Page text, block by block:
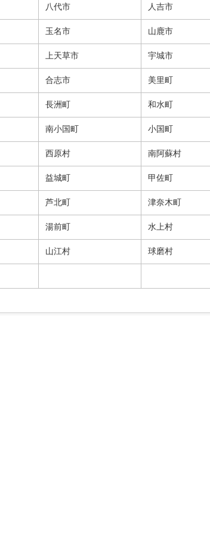
八代市 人吉市
玉名市 山鹿市
上天草市 宇城市
合志市 美里町
長洲町 和水町
南小国町 小国町
西原村 南阿蘇村
益城町 甲佐町
芦北町 津奈木町
湯前町 水上村
山江村 球磨村